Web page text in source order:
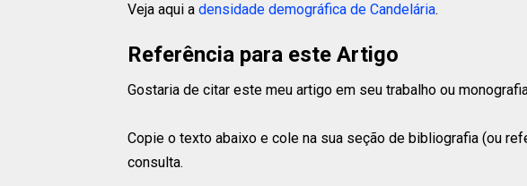
Veja aqui a densidade demográfica de Candelária.
Referência para este Artigo
Gostaria de citar este meu artigo em seu trabalho ou
Copie o texto abaixo e cole na sua seção de bibliografia (ou
consulta.